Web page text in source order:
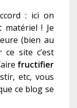
: ici on
! Je
(bien au
site c’est
fructifier
etc, vous
ce blog se